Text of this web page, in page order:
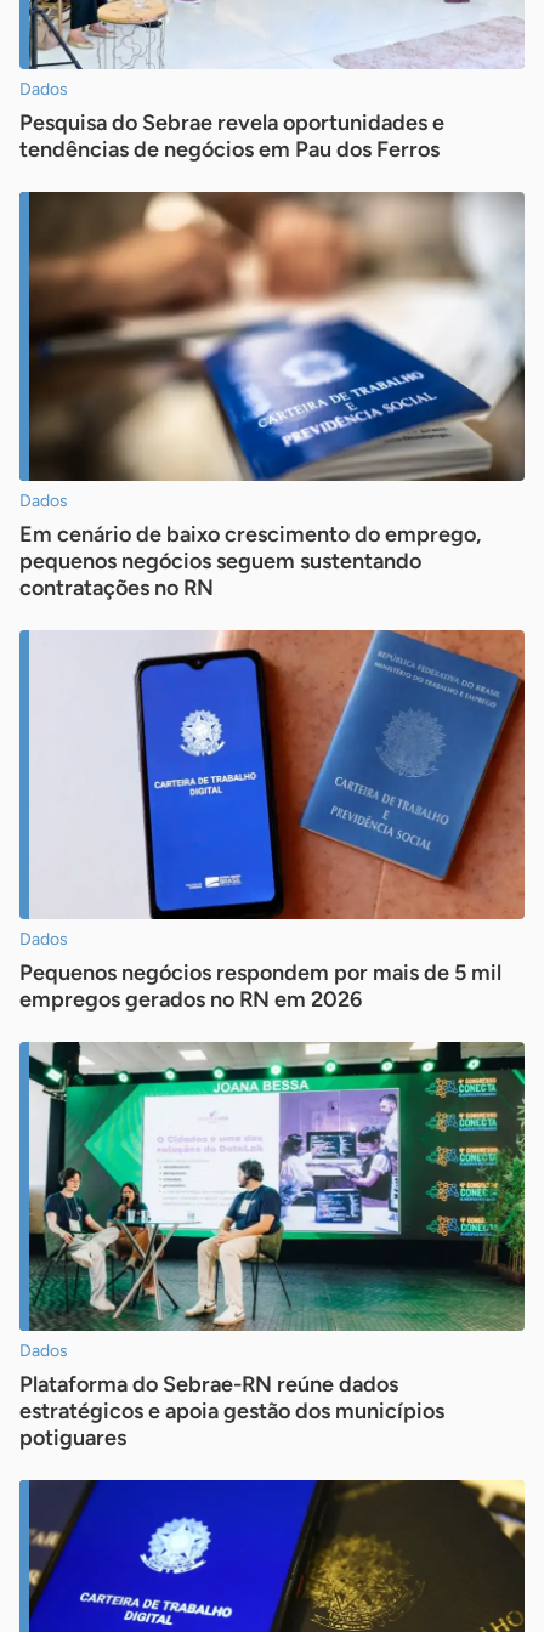
Dados
Pesquisa do Sebrae revela oportunidades e
tendências de negócios em Pau dos Ferros
Dados
Em cenário de baixo crescimento do emprego,
pequenos negócios seguem sustentando
contratações no RN
Dados
Pequenos negócios respondem por mais de 5 mil
empregos gerados no RN em 2026
Dados
Plataforma do Sebrae-RN reúne dados
estratégicos e apoia gestão dos municípios
potiguares